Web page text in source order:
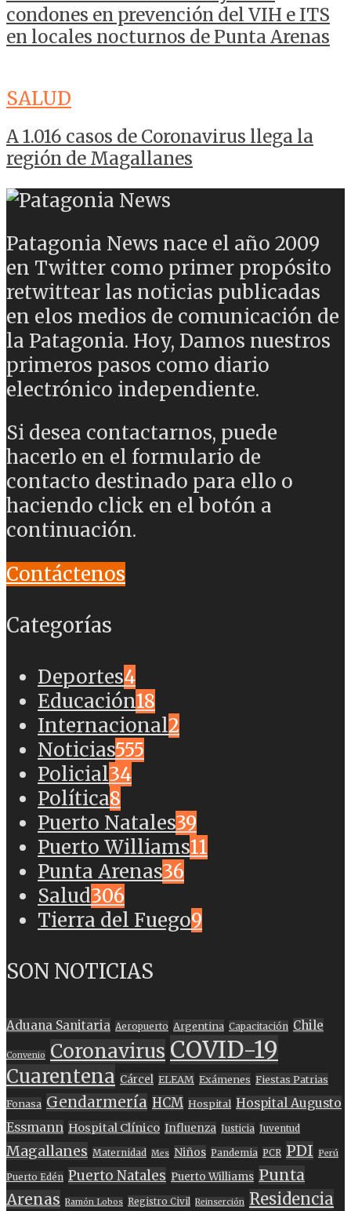
condones en prevención del VIH e ITS
en locales nocturnos de Punta Arenas
SALUD
A 1.016 casos de Coronavirus llega la
región de Magallanes
Patagonia News nace el año 2009
en Twitter como primer propósito
retwittear las noticias publicadas
en elos medios de comunicación de
la Patagonia. Hoy, Damos nuestros
primeros pasos como diario
electrónico independiente.
Si desea contactarnos, puede
hacerlo en el formulario de
contacto destinado para ello o
haciendo click en el botón a
continuación.
Contáctenos
Categorías
Deportes4
Educación18
Internacional2
Noticias555
Policial34
Política8
Puerto Natales39
Puerto Williams11
Punta Arenas36
Salud306
Tierra del Fuego9
SON NOTICIAS
Aduana Sanitaria Aeropuerto Argentina Capacitación Chile
Convenio Coronavirus COVID-19
Cuarentena Cárcel ELEAM Exámenes Fiestas Patrias
Fonasa Gendarmería HCM Hospital Hospital Augusto
Essmann Hospital Clínico Influenza Justicia Juventud
Magallanes Maternidad Mes Niños Pandemia PCR PDI Perú
Puerto Edén Puerto Natales Puerto Williams Punta
Arenas Ramón Lobos Registro Civil Reinserción Residencia